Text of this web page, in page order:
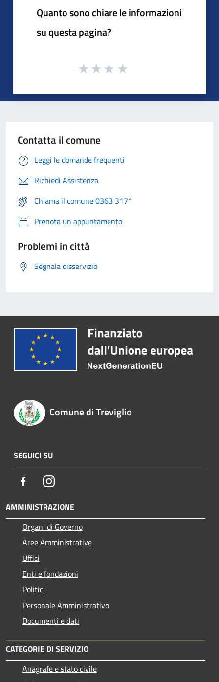
Quanto sono chiare le informazioni
su questa pagina?
Contatta il comune
Leggi le domande frequenti
Richiedi Assistenza
Chiama il comune 0363 3171
Prenota un appuntamento
Problemi in città
Segnala disservizio
Comune di Treviglio
SEGUICI SU
FacebookInstagram
AMMINISTRAZIONE
Organi di Governo
Aree Amministrative
Uffici
Enti e fondazioni
Politici
Personale Amministrativo
Documenti e dati
CATEGORIE DI SERVIZIO
Anagrafe e stato civile